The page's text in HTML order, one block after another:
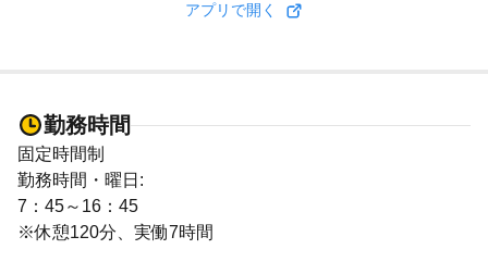
アプリで開く
勤務時間
固定時間制
勤務時間・曜日:
7：45～16：45
※休憩120分、実働7時間